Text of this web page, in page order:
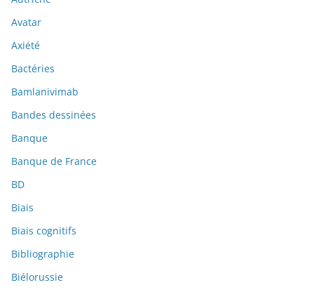
Avatar
Axiété
Bactéries
Bamlanivimab
Bandes dessinées
Banque
Banque de France
BD
Biais
Biais cognitifs
Bibliographie
Biélorussie